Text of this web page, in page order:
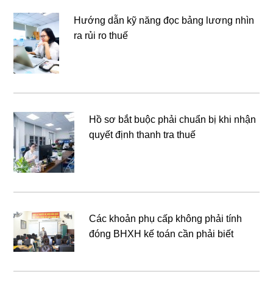
Hướng dẫn kỹ năng đọc bảng lương nhìn
ra rủi ro thuế
Hồ sơ bắt buộc phải chuẩn bị khi nhận
quyết định thanh tra thuế
Các khoản phụ cấp không phải tính
đóng BHXH kế toán cần phải biết